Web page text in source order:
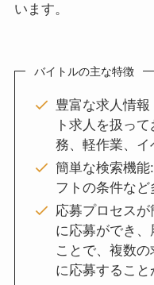
います。
バイトルの主な特徴
豊富な求人情
ト求人を扱っ
務、軽作業、
簡単な検索機
フトの条件な
応募プロセス
に応募ができ
ことで、複数
に応募すること